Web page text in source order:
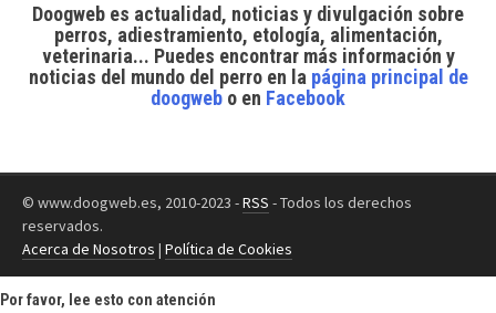
Doogweb es actualidad, noticias y divulgación sobre
perros, adiestramiento, etología, alimentación,
veterinaria... Puedes encontrar más información y
noticias del mundo del perroen la página principal de
doogweb o en Facebook
© www.doogweb.es, 2010-2023 -RSS - Todos los derechos
reservados.
Acerca de Nosotros | Política de Cookies
Por favor, lee esto con atención